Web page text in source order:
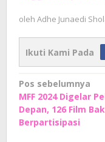
oleh Adhe Junaedi
Ikuti Kami Pada
Navigasi
pos
Pos sebelumnya
MFF 2024 Digelar
Depan, 126 Film
Berpartisipasi